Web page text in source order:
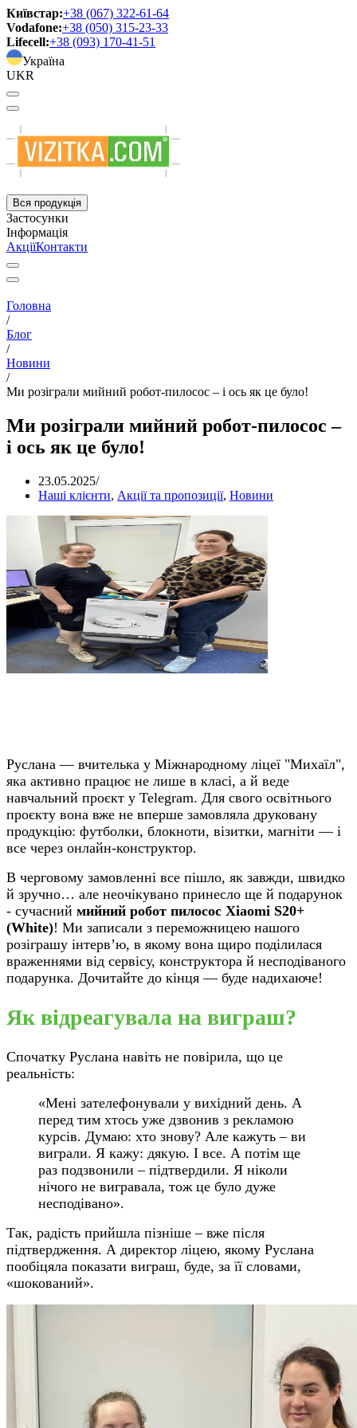
Київстар:+38 (067) 322-61-64
Vodafone:+38 (050) 315-23-33
Lifecell:+38 (093) 170-41-51
Україна
UKR
Вся продукція
Застосунки
Інформація
АкціїКонтакти
Головна
/
Блог
/
Новини
/
Ми розіграли мийний робот-пилосос – і ось як це було!
Ми розіграли мийний робот-пилосос –
і ось як це було!
23.05.2025/
Наші клієнти, Акції та пропозиції, Новини
Руслана — вчителька у Міжнародному ліцеї "Михаїл",
яка активно працює не лише в класі, а й веде
навчальний проєкт у Telegram. Для свого освітнього
проєкту вона вже не вперше замовляла друковану
продукцію: футболки, блокноти, візитки, магніти — і
все через онлайн-конструктор.
В черговому замовленні все пішло, як завжди, швидко
й зручно… але неочікувано принесло ще й подарунок
- сучасний мийний робот пилосос Xiaomi S20+
(White)! Ми записали з переможницею нашого
розіграшу інтерв’ю, в якому вона щиро поділилася
враженнями від сервісу, конструктора й несподіваного
подарунка. Дочитайте до кінця — буде надихаюче!
Як відреагувала на виграш?
Спочатку Руслана навіть не повірила, що це
реальність:
«Мені зателефонували у вихідний день. А
перед тим хтось уже дзвонив з рекламою
курсів. Думаю: хто знову? Але кажуть – ви
виграли. Я кажу: дякую. І все. А потім ще
раз подзвонили – підтвердили. Я ніколи
нічого не вигравала, тож це було дуже
несподівано».
Так, радість прийшла пізніше – вже після
підтвердження. А директор ліцею, якому Руслана
пообіцяла показати виграш, буде, за її словами,
«шокований».